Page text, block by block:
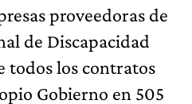
proveedoras de
de Discapacidad
todos los contratos
Gobierno en 505